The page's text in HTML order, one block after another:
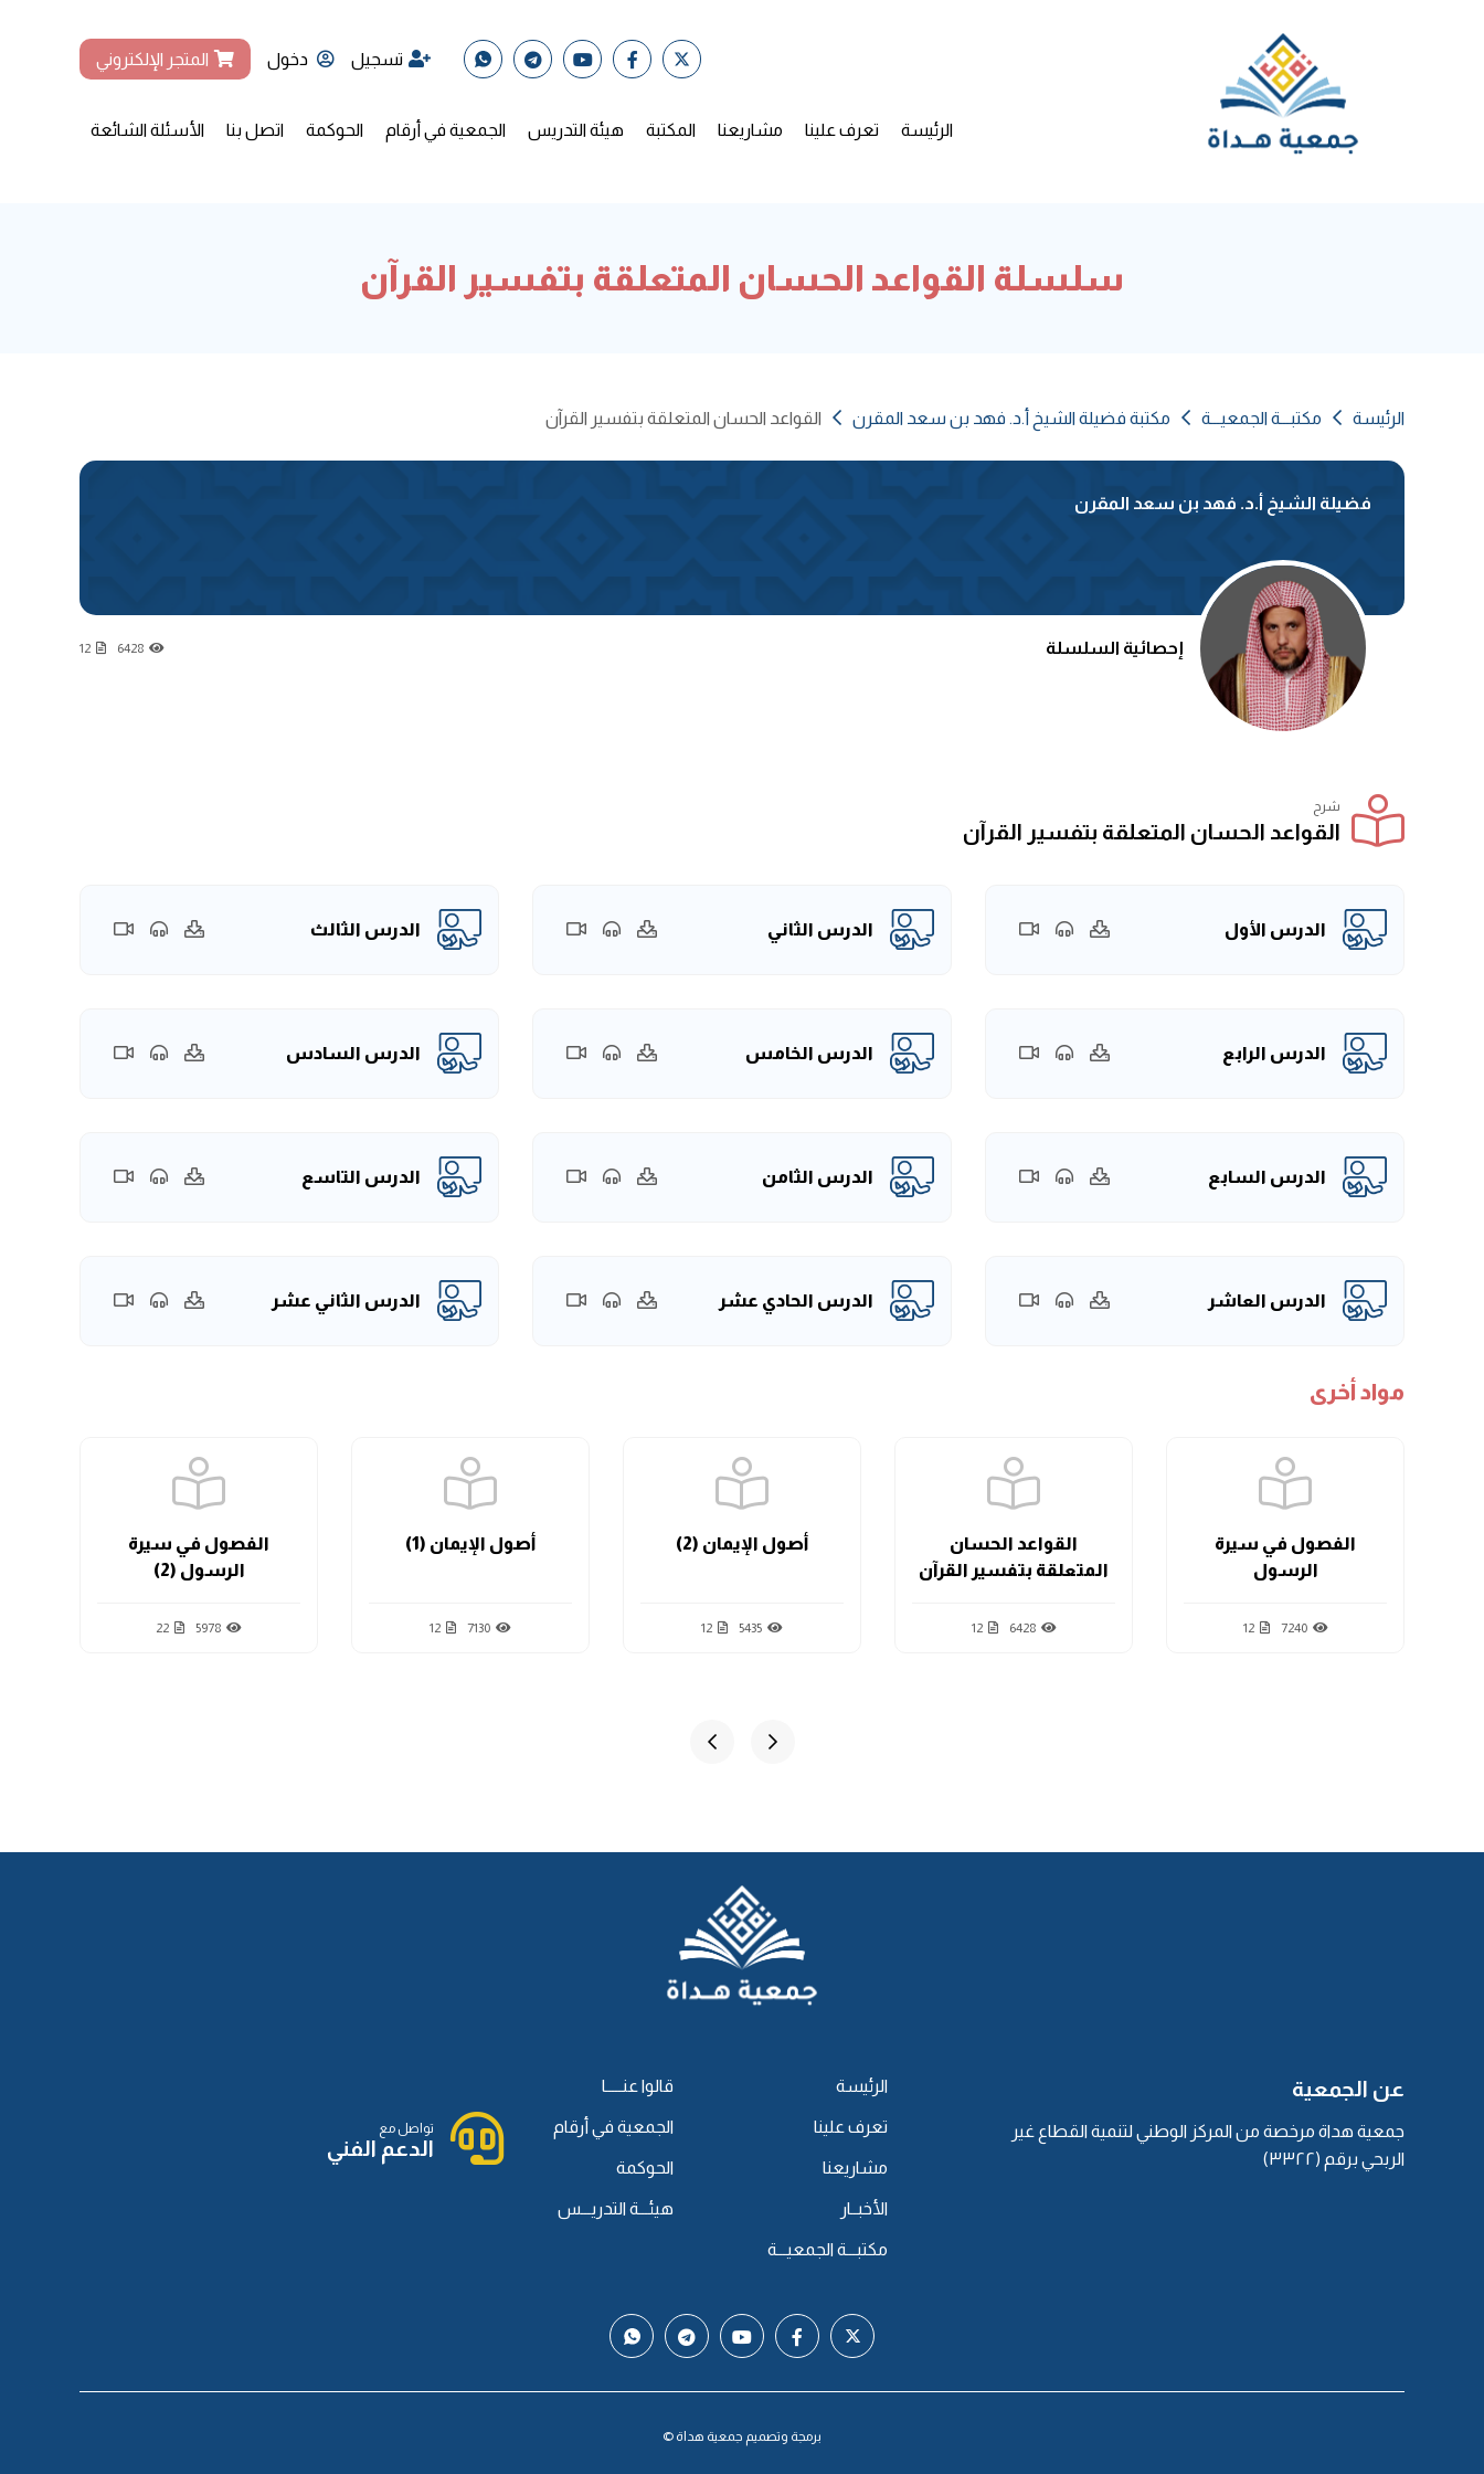
تسجيل دخول المتجر الإلكتروني
الرئيسة تعرف علينا مشاريعنا المكتبة هيئة التدريس الجمعية في أرقام الحوكمة اتصل بنا الأسئلة الشائعة
سلسلة القواعد الحسان المتعلقة بتفسير القرآن
الرئيسة مكتبـــة الجمعيـــة مكتبة فضيلة الشيخ أ.د. فهد بن سعد المقرن القواعد الحسان المتعلقة بتفسير القرآن
فضيلة الشيخ أ.د. فهد بن سعد المقرن
إحصائية السلسلة 6428
12
شرح
القواعد الحسان المتعلقة بتفسير القرآن
الدرس الأول الدرس الثاني الدرس الثالث
الدرس الرابع الدرس الخامس الدرس السادس
الدرس السابع الدرس الثامن الدرس التاسع
الدرس العاشر الدرس الحادي عشر الدرس الثاني عشر
مواد أخرى
الفصول في سيرة
الرسول
7240
12
القواعد الحسان
المتعلقة بتفسير القرآن
6428
12
أصول الإيمان (2)
5435
12
أصول الإيمان (1)
7130
12
الفصول في سيرة
الرسول (2)
5978
22
عن الجمعية
جمعية هداة مرخصة من المركز الوطني لتنمية القطاع غير
الربحي برقم (٣٣٢٢)
الرئيسة
تعرف علينا
مشاريعنا
الأخبــار
مكتبـــة الجمعيـــة
قالوا عنـــــا
الجمعية في أرقام
الحوكمة
هيئـــة التدريـــس
تواصل مع
الدعم الفني
برمجة وتصميم جمعية هداة ©